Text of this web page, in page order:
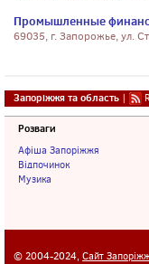
Промышленные
69035, г. Запорожье, ул.
Запоріжжя та область |
Розваги
Афіша Запоріжжя
Відпочинок
Музика
© 2004-2024, Сайт